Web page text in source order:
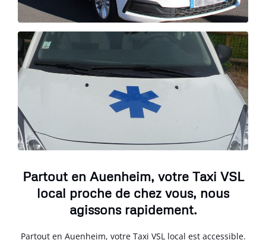
Partout en Auenheim, votre Taxi VSL
local proche de chez vous, nous
agissons rapidement.
Partout en Auenheim, votre Taxi VSL local est accessible.